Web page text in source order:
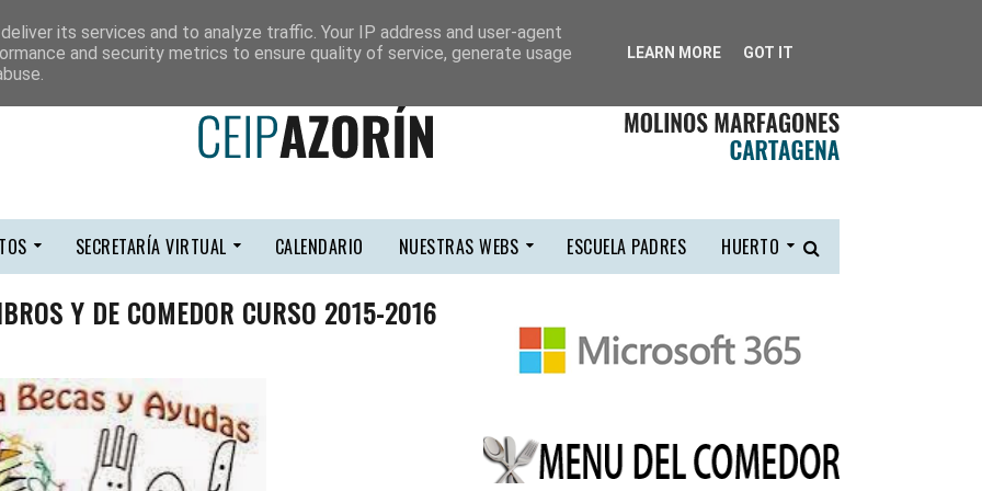
SECRETARÍA VIRTUAL CALENDARIO NUESTRAS WEBS ESCUELA PADRES HUERTO
Y DE COMEDOR CURSO 2015-2016
its services and to analyze traffic. Your IP address and user-agent
and security metrics to ensure quality of service, generate usage
LEARN MORE GOT IT